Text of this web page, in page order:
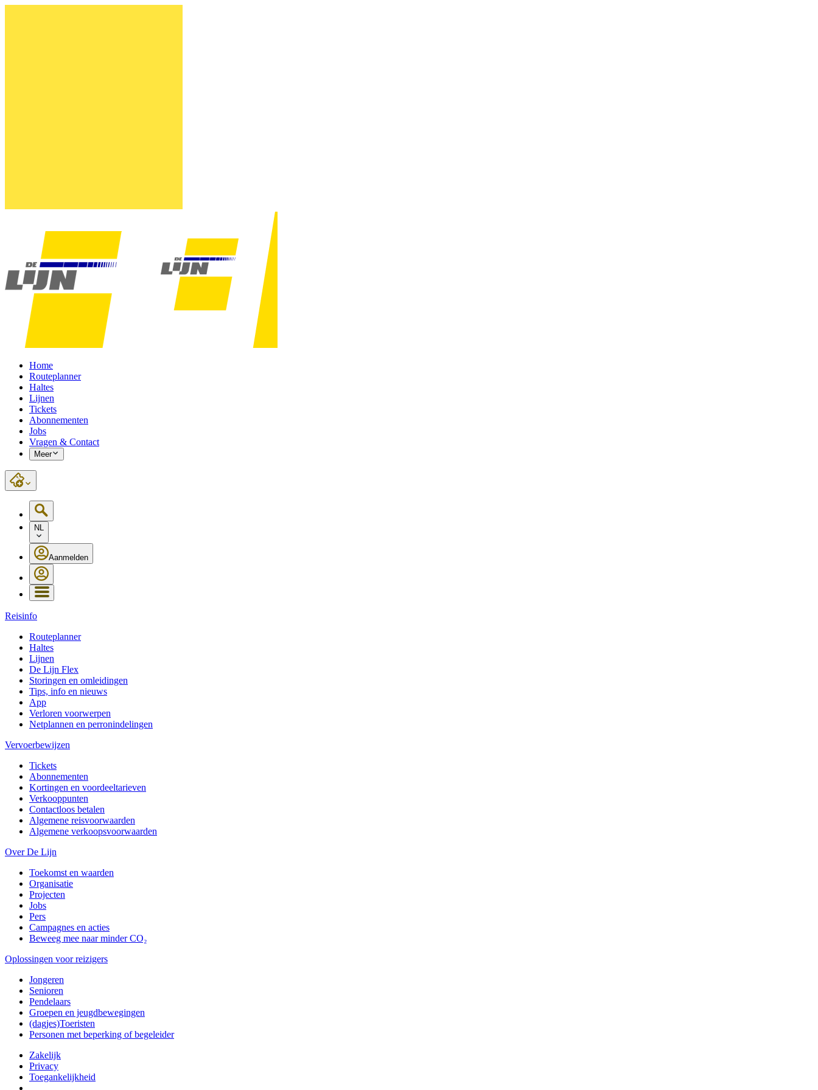
Home
Routeplanner
Haltes
Lijnen
Tickets
Abonnementen
Jobs
Vragen & Contact
Meer
NL
Aanmelden
Reisinfo
Routeplanner
Haltes
Lijnen
De Lijn Flex
Storingen en omleidingen
Tips, info en nieuws
App
Verloren voorwerpen
Netplannen en perronindelingen
Vervoerbewijzen
Tickets
Abonnementen
Kortingen en voordeeltarieven
Verkooppunten
Contactloos betalen
Algemene reisvoorwaarden
Algemene verkoopsvoorwaarden
Over De Lijn
Toekomst en waarden
Organisatie
Projecten
Jobs
Pers
Campagnes en acties
Beweeg mee naar minder CO₂
Oplossingen voor reizigers
Jongeren
Senioren
Pendelaars
Groepen en jeugdbewegingen
(dagjes)Toeristen
Personen met beperking of begeleider
Zakelijk
Privacy
Toegankelijkheid